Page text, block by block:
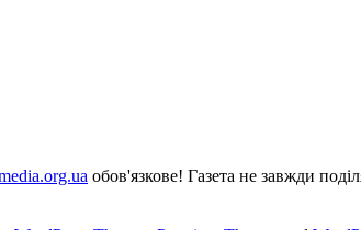
обов'язкове! Газета не завжди